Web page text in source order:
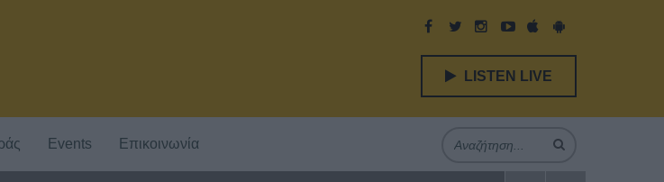
LISTEN LIVE
Events Επικοινωνία